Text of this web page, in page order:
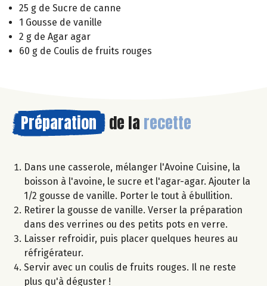
25 g de Sucre de canne
1 Gousse de vanille
2 g de Agar agar
60 g de Coulis de fruits rouges
Préparation de la recette
Dans une casserole, mélanger l'Avoine Cuisine, la
boisson à l'avoine, le sucre et l'agar-agar. Ajouter la
1/2 gousse de vanille. Porter le tout à ébullition.
Retirer la gousse de vanille. Verser la préparation
dans des verrines ou des petits pots en verre.
Laisser refroidir, puis placer quelques heures au
réfrigérateur.
Servir avec un coulis de fruits rouges. Il ne reste
plus qu'à déguster !